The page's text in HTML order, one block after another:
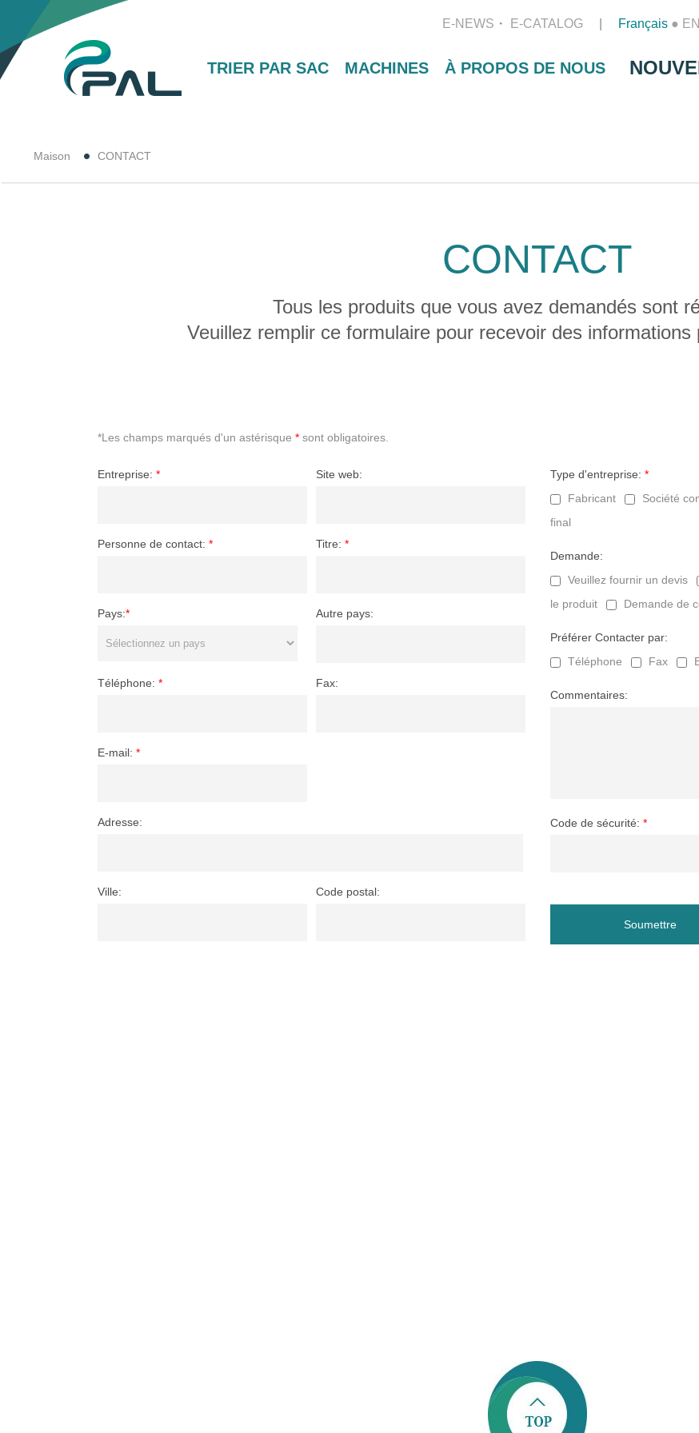
Français ●
E-NEWS E-CATALOG
TRIER PAR SAC MACHINES À PROPOS DE NOUS
Maison CONTACT
CONTACT
Tous les produits que vous avez demandés sont
Veuillez remplir ce formulaire pour recevoir des informations
*Les champs marqués d'un astérisque * sont obligatoires.
Entreprise: * Site web:
Personne de contact: * Titre: *
Pays:* Autre pays:
Téléphone: * Fax:
E-mail: *
Adresse:
Ville: Code postal:
Type d'entreprise: *
Fabricant
Société
final
Demande:
Veuillez fournir un devis
le produit
Demande de
Préférer Contacter par:
Téléphone
Fax
Commentaires:
Code de sécurité: *
Soumettre